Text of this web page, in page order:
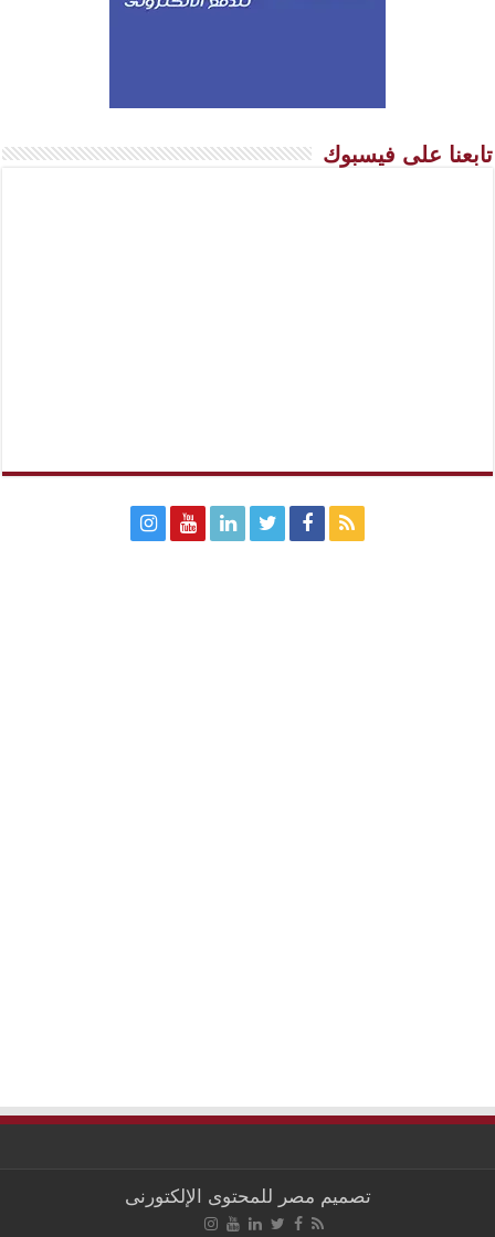
تابعنا على فيسبوك
تصميم مصر للمحتوى الإلكتورنى